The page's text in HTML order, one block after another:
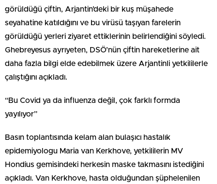
görüldüğü çiftin, Arjantin’deki bir kuş müşahede
seyahatine katıldığını ve bu virüsü taşıyan farelerin
görüldüğü yerleri ziyaret ettiklerinin belirlendiğini söyledi.
Ghebreyesus ayrıyeten, DSÖ’nün çiftin hareketlerine ait
daha fazla bilgi elde edebilmek üzere Arjantinli yetkililerle
çalıştığını açıkladı.
“Bu Covid ya da influenza değil, çok farklı formda
yayılıyor”
Basın toplantısında kelam alan bulaşıcı hastalık
epidemiyologu Maria van Kerkhove, yetkililerin MV
Hondius gemisindeki herkesin maske takmasını istediğini
açıkladı. Van Kerkhove, hasta olduğundan şüphelenilen